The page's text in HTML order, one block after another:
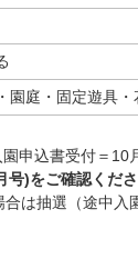
園庭・固定遊具・
申込書受付＝10
)をご確認くださ
合は抽選（途中